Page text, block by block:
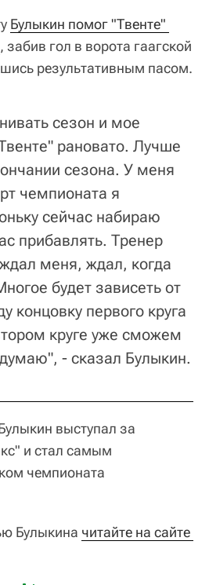
Булыкин помог "Твенте"
, забив гол в ворота гаагской
результативным пасом.
сезон и мое
рановато. Лучше
сезона. У меня
чемпионата я
сейчас набираю
прибавлять. Тренер
меня, ждал, когда
будет зависеть от
концовку первого круга
круге уже сможем
- сказал Булыкин.
выступал за
и стал самым
чемпионата
Булыкина читайте на сайте